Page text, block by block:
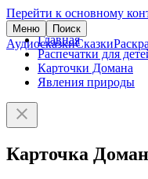
Перейти к основному
Меню Поиск
АудиосказкиСказки
Главная
Распечатки для
Карточки Домана
Явления природы
Карточка